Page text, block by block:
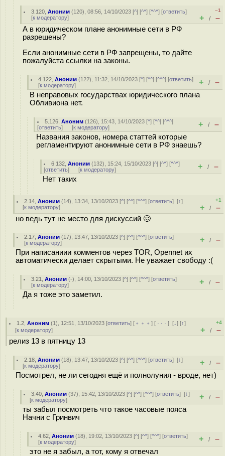
3.120 ,Аноним (120), 08:56, 14/10/2023 [^] [^^] [^^^] [ответить]
[к модератору]
–1
+ / –
А в юридическом плане анонимные сети в РФ
разрешены?
Если анонимные сети в РФ запрещены, то дайте
пожалуйста ссылки на законы.
4.122 ,Аноним (122), 11:32, 14/10/2023 [^] [^^] [^^^] [ответить]
[к модератору] + / –
В неправовых государствах юридического плана
Обливиона нет.
5.126 ,Аноним (126), 15:43, 14/10/2023 [^] [^^] [^^^]
[ответить] [к модератору] + / –
Названия законов, номера статтей которые
регламентируют анонимные сети в РФ знаешь?
6.132 ,Аноним (132), 15:24, 15/10/2023 [^] [^^] [^^^]
[ответить] [к модератору] + / –
Нет таких
2.14 ,Аноним (14), 13:34, 13/10/2023 [^] [^^] [^^^] [ответить][↑]
[к модератору]
+1
+ / –
но ведь тут не место для дискуссий 🥴
2.17 ,Аноним (17), 13:47, 13/10/2023 [^] [^^] [^^^] [ответить]
[к модератору] + / –
При написаниии комментов через TOR, Opennet их
автоматически делает скрытыми. Не уважает свободу :(
3.21 ,Аноним (-), 14:00, 13/10/2023 [^] [^^] [^^^] [ответить]
[к модератору] + / –
Да я тоже это заметил.
1.2 ,Аноним (1), 12:51, 13/10/2023 [ответить] [ ﹢﹢﹢] [ · · ·][↓] [↑]
[к модератору]
+4
+ / –
релиз 13 в пятницу 13
2.18 ,Аноним (18), 13:47, 13/10/2023 [^] [^^] [^^^] [ответить][↓]
[к модератору] + / –
Посмотрел, не ли сегодня ещё и полнолуния - вроде, нет)
3.40 ,Аноним (37), 15:42, 13/10/2023 [^] [^^] [^^^] [ответить][↓]
[к модератору] + / –
ты забыл посмотреть что такое часовые пояса
Начни с Гринвич
4.62 ,Аноним (18), 19:02, 13/10/2023 [^] [^^] [^^^] [ответить]
[к модератору] + / –
это не я забыл, а тот, кому я отвечал